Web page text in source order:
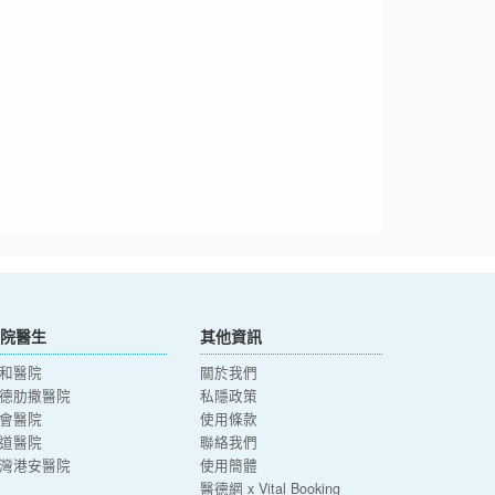
醫生
醫院
肋撒醫院
醫院
醫院
港安醫院
其他資訊
關於我們
私隱政策
使用條款
聯絡我們
使用簡體
醫德網 x Vital Booking